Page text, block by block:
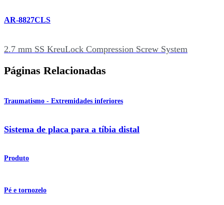
AR-8827CLS
2.7 mm SS KreuLock Compression Screw System
Páginas Relacionadas
Traumatismo - Extremidades inferiores
Sistema de placa para a tíbia distal
Produto
Pé e tornozelo